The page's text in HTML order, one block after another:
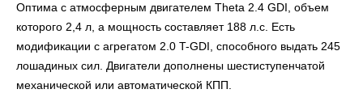
Оптима с атмосферным двигателем Theta 2.4 GDI, объем
которого 2,4 л, а мощность составляет 188 л.с. Есть
модификации с агрегатом 2.0 T-GDI, способного выдать 245
лошадиных сил. Двигатели дополнены шестиступенчатой
механической или автоматической КПП.